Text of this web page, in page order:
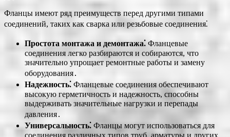
Фланцы имеют ряд преимуществ перед другими типами
соединений, таких как сварка или резьбовые соединения⁚
Простота монтажа и демонтажа⁚ Фланцевые
соединения легко разбираются и собираются, что
значительно упрощает ремонтные работы и замену
оборудования․
Надежность⁚ Фланцевые соединения обеспечивают
высокую герметичность и надежность, способны
выдерживать значительные нагрузки и перепады
давления․
Универсальность⁚ Фланцы могут использоваться для
соединения различных типов труб, арматуры и других